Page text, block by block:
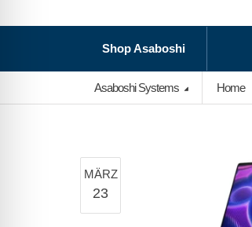
Shop Asaboshi
Asaboshi Systems Home
MÄRZ
23